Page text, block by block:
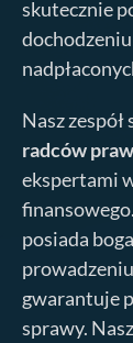
skutecznie
Nasz zespół
radców
ekspertami
posiada
gwarantuje
sprawy.